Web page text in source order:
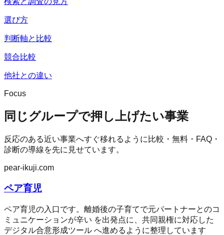
選び方
判断軸と比較
競合比較
他社との違い
Focus
同じグループで押し上げたい事業
反応のある近い事業へすぐ移れるように比較・無料・FAQ・
診断の導線を先に見せています。
pear-ikuji.com
ペア育児
ペア育児の入口です。離婚後の子育てで元パートナーとのコ
ミュニケーションが辛い を出発点に、共同親権に対応した
デジタル合意形成ツール へ進めるように整理しています